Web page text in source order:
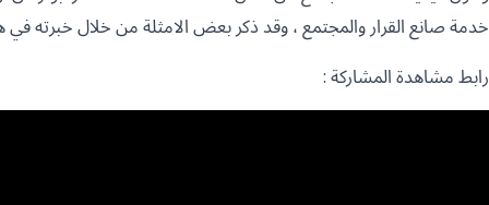
خدمة صانع القرار والمجتمع ، وقد ذكر بعض الامثلة من خلال خبرته في
رابط مشاهدة المشاركة :